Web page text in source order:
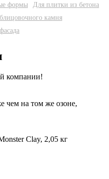
формы
Для плитки из бетона
камня
компании!
чем на том же озоне,
Clay, 2,05 кг